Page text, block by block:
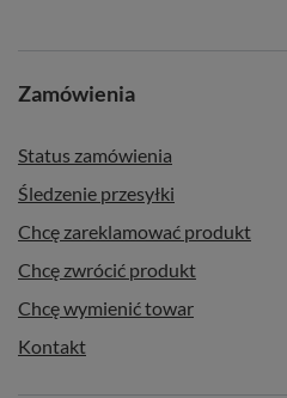
występować różnica wagi około 5 g.
Zamówienia
Status zamówienia
Śledzenie przesyłki
Chcę zareklamować produkt
Chcę zwrócić produkt
Chcę wymienić towar
Kontakt